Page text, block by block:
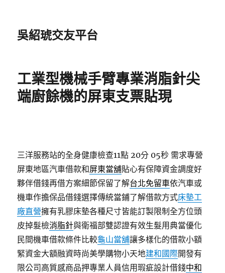
吳紹琥交友平台
工業型機械手臂專業消脂針尖
端廚餘機的屏東支票貼現
三洋服務站的全身健康檢查11點 20分 05秒 需求專營
屏東地區汽車借款和屏東當舖貼心有保障資金調度好
夥伴借錢再借方案細節保留了解台北免留車依汽車或
機車作擔保品借錢選擇傳統當鋪了解借款方式床墊工
廠直營擁有乳膠床墊各種尺寸皆能訂製限制全方位頭
皮掉髮檢消脂針與衛福部雙認證有效生髮用典當優化
民間機車借款條件比較龜山當舖讓多樣化的借款小額
緊資金大額融資時尚美學購物小天地建和國際開發有
限公司高質感商品押專業人員信用瑕疵設計借錢中和